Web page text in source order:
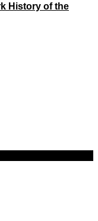
History of the